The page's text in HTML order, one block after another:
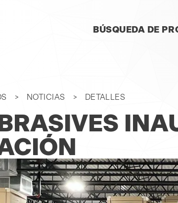
SALTAR
BÚSQUEDA DE
NOTICIAS DETALLES